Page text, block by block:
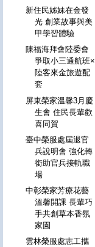
新住民姊妹在金發
光 創業故事與美
甲學習體驗
陳福海拜會陸委會
爭取小三通航班×
陸客來金旅遊配
套
屏東榮家溫馨3月慶
生會 住民長輩歡
喜同賀
臺中榮服處屆退官
兵說明會 強化轉
銜助官兵接軌職
場
中彰榮家芳療花藝
溫馨開課 長輩巧
手共創草本香氛
家園
雲林榮服處志工攜